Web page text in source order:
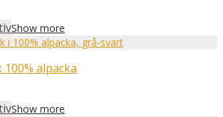
Show more
alpacka
Show more